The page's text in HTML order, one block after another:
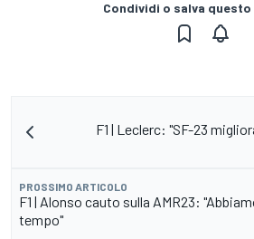
Condividi o salva
F1 | Leclerc: "SF-23
PROSSIMO ARTICOLO
F1 | Alonso cauto sulla AMR23:
tempo"